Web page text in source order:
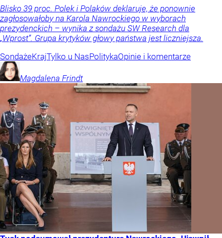
Blisko 39 proc. Polek i Polaków deklaruje, że ponownie
zagłosowałoby na Karola Nawrockiego w wyborach
prezydenckich – wynika z sondażu SW Research dla
„Wprost”. Grupa krytyków głowy państwa jest liczniejsza.
SondażeKrajTylko u NasPolitykaOpinie i komentarze
Magdalena Frindt